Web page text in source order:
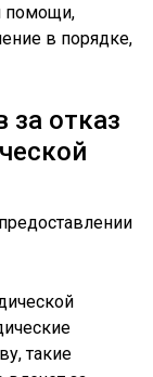
помощи,
в порядке,
за отказ
такие